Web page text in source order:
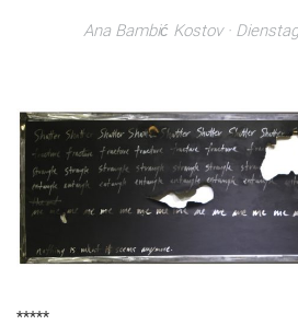
i
Ana Bambić Kostov·
*****